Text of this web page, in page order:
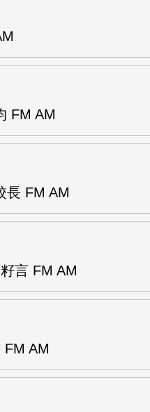
FM AM
長 FM AM
言 FM AM
FM AM